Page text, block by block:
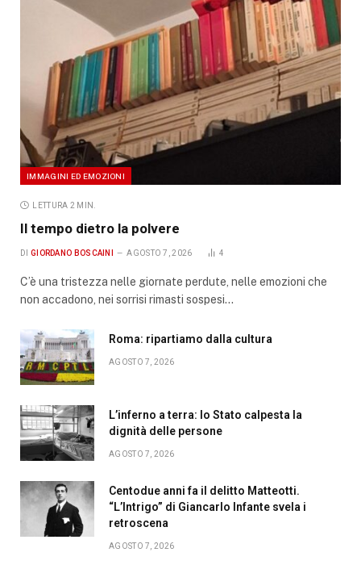
IMMAGINI ED EMOZIONI
LETTURA 2 MIN.
Il tempo dietro la polvere
DI GIORDANO BOSCAINI AGOSTO 7, 2026 4
C’è una tristezza nelle giornate perdute, nelle emozioni che
non accadono, nei sorrisi rimasti sospesi…
Roma: ripartiamo dalla cultura
AGOSTO 7, 2026
L’inferno a terra: lo Stato calpesta la
dignità delle persone
AGOSTO 7, 2026
Centodue anni fa il delitto Matteotti.
“L’Intrigo” di Giancarlo Infante svela i
retroscena
AGOSTO 7, 2026